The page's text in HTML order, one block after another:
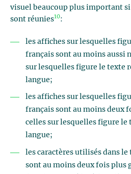
visuel beaucoup plus important
sont réunies10:
les affiches sur lesquelles
français sont au moins aussi
sur lesquelles figure le texte
langue;
les affiches sur lesquelles
français sont au moins deux
celles sur lesquelles figure le
langue;
les caractères utilisés dans
sont au moins deux fois plus